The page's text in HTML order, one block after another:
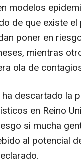
modelos
de que existe
poner en
mientras
ola de
descartado la
en Reino
si mucha
al potencial